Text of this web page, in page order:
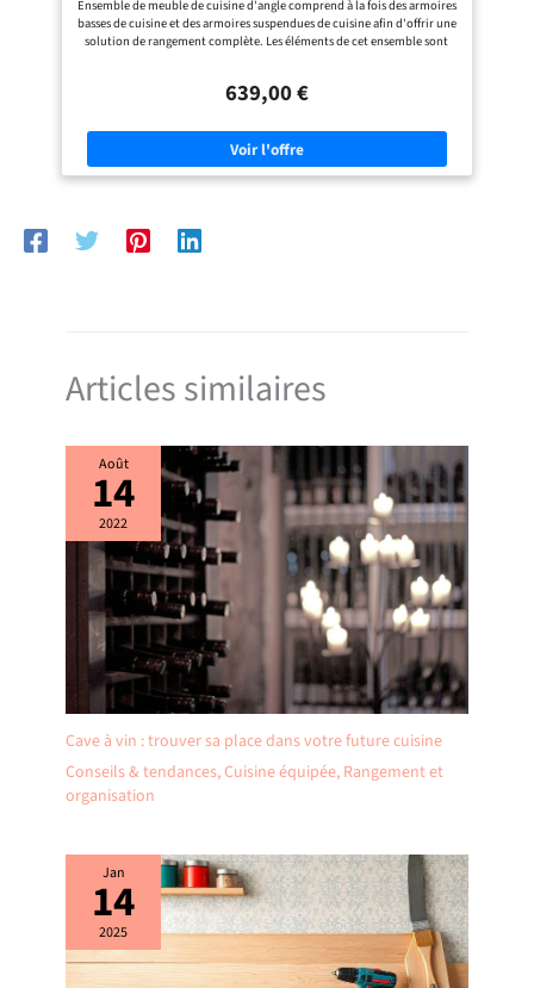
Ensemble de meuble de cuisine d'angle comprend à la fois des armoires
basses de cuisine et des armoires suspendues de cuisine afin d'offrir une
solution de rangement complète. Les éléments de cet ensemble sont
configuration de votre pièce. Dimension des meubles bas : Profondeur
Hauteur 57,5 cm Couleur : Blanc/Craie brillant Poids : 135 kg
Accessoires : charnières Hettich, poignée en plastique, glissières Plan
de travail, évier robinetterie , Appareils électroménagers non inclus
639,00 €
Articles similaires
Août
14
2022
Cave à vin : trouver sa place dans votre future cuisine
Conseils & tendances,Cuisine équipée, Rangement et
organisation
Jan
14
2025